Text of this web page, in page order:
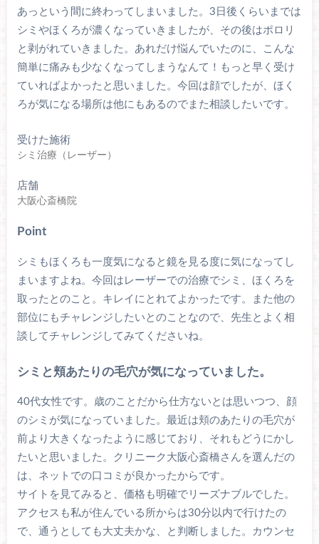
あっという間に終わってしまいました。3日後くらいまでは
シミやほくろが濃くなっていきましたが、その後はポロリ
と剥がれていきました。あれだけ悩んでいたのに、こんな
簡単に痛みも少なくなってしまうなんて！もっと早く受け
ていればよかったと思いました。今回は顔でしたが、ほく
ろが気になる場所は他にもあるのでまた相談したいです。
受けた施術
シミ治療（レーザー）
店舗
大阪心斎橋院
Point
シミもほくろも一度気になると鏡を見る度に気になってし
まいますよね。今回はレーザーでの治療でシミ、ほくろを
取ったとのこと。キレイにとれてよかったです。また他の
部位にもチャレンジしたいとのことなので、先生とよく相
談してチャレンジしてみてくださいね。
シミと頬あたりの毛穴が気になっていました。
40代女性です。歳のことだから仕方ないとは思いつつ、顔
のシミが気になっていました。最近は頬のあたりの毛穴が
前より大きくなったように感じており、それもどうにかし
たいと思いました。クリニーク大阪心斎橋さんを選んだの
は、ネットでの口コミが良かったからです。
サイトを見てみると、価格も明確でリーズナブルでした。
アクセスも私が住んでいる所からは30分以内で行けたの
で、通うとしても大丈夫かな、と判断しました。カウンセ